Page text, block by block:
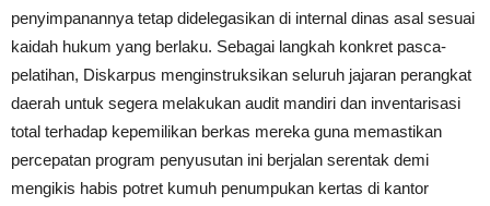
penyimpanannya tetap didelegasikan di internal dinas asal sesuai
kaidah hukum yang berlaku. Sebagai langkah konkret pasca-
pelatihan, Diskarpus menginstruksikan seluruh jajaran perangkat
daerah untuk segera melakukan audit mandiri dan inventarisasi
total terhadap kepemilikan berkas mereka guna memastikan
percepatan program penyusutan ini berjalan serentak demi
mengikis habis potret kumuh penumpukan kertas di kantor